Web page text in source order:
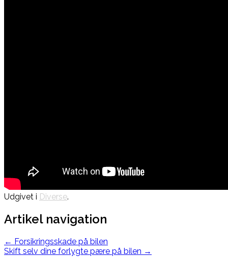
Udgivet i Diverse.
Artikel navigation
← Forsikringsskade på bilen
Skift selv dine forlygte pære på bilen →